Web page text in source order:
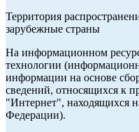
Территория
зарубежные страны
На информационном
технологии
информации на основе
сведений, относящихся к
"Интернет", находящихся
Федерации).